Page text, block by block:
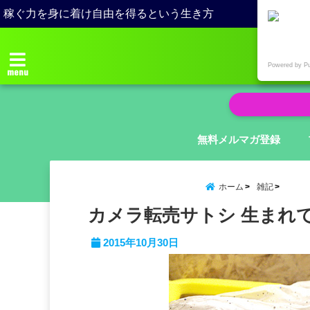
稼ぐ力を身に着け自由を得るという生き方
menu
無料メルマガ登録
ホーム 雑記
カメラ転売サトシ 生まれ
2015年10月30日
Powered by